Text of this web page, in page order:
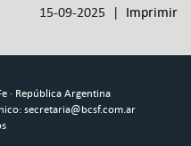
15-09-2025 | Imprimir
· República Argentina
secretaria@bcsf.com.ar